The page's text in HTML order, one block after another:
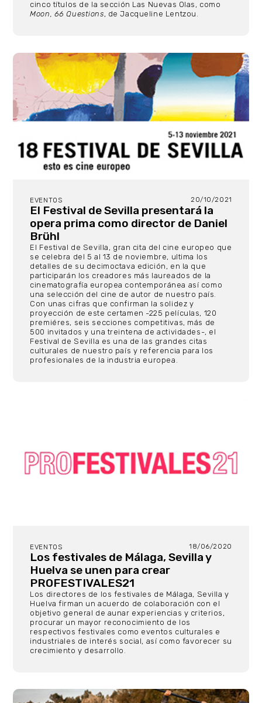
cinco títulos de la sección Las Nuevas Olas, como
Moon, 66 Questions, de Jacqueline Lentzou.
EVENTOS 20/10/2021
El Festival de Sevilla presentará la
opera prima como director de Daniel
Brühl
El Festival de Sevilla, gran cita del cine europeo que
se celebra del 5 al 13 de noviembre, ultima los
detalles de su decimoctava edición, en la que
participarán los creadores más laureados de la
cinematografía europea contemporánea así como
una selección del cine de autor de nuestro país.
Con unas cifras que confirman la solidez y
proyección de este certamen -225 películas, 120
premiéres, seis secciones competitivas, más de
500 invitados y una treintena de actividades-, el
Festival de Sevilla es una de las grandes citas
culturales de nuestro país y referencia para los
profesionales de la industria europea.
EVENTOS 18/06/2020
Los festivales de Málaga, Sevilla y
Huelva se unen para crear
PROFESTIVALES21
Los directores de los festivales de Málaga, Sevilla y
Huelva firman un acuerdo de colaboración con el
objetivo general de aunar experiencias y criterios,
procurar un mayor reconocimiento de los
respectivos festivales como eventos culturales e
industriales de interés social, así como favorecer su
crecimiento y desarrollo.